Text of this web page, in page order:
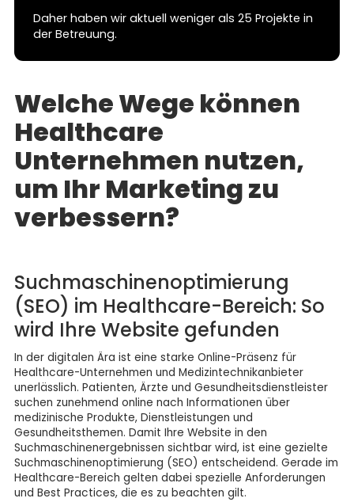
Daher haben wir aktuell weniger als 25 Projekte in
der Betreuung.
Welche Wege können
Healthcare
Unternehmen nutzen,
um Ihr Marketing zu
verbessern?
Suchmaschinenoptimierung
(SEO) im Healthcare-Bereich: So
wird Ihre Website gefunden
In der digitalen Ära ist eine starke Online-Präsenz für
Healthcare-Unternehmen und Medizintechnikanbieter
unerlässlich. Patienten, Ärzte und Gesundheitsdienstleister
suchen zunehmend online nach Informationen über
medizinische Produkte, Dienstleistungen und
Gesundheitsthemen. Damit Ihre Website in den
Suchmaschinenergebnissen sichtbar wird, ist eine gezielte
Suchmaschinenoptimierung (SEO) entscheidend. Gerade im
Healthcare-Bereich gelten dabei spezielle Anforderungen
und Best Practices, die es zu beachten gilt.